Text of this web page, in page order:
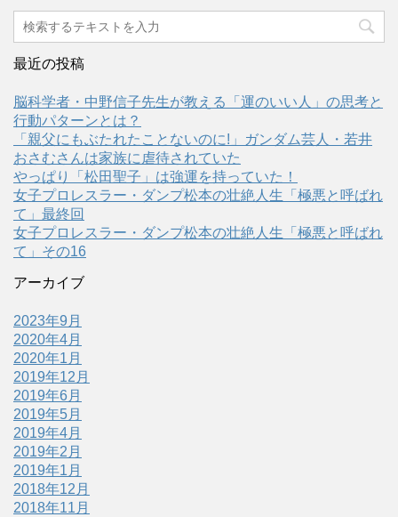
最近の投稿
脳科学者・中野信子先生が教える「運のいい人」の思考と
行動パターンとは？
「親父にもぶたれたことないのに!」ガンダム芸人・若井
おさむさんは家族に虐待されていた
やっぱり「松田聖子」は強運を持っていた！
女子プロレスラー・ダンプ松本の壮絶人生「極悪と呼ばれ
て」最終回
女子プロレスラー・ダンプ松本の壮絶人生「極悪と呼ばれ
て」その16
アーカイブ
2023年9月
2020年4月
2020年1月
2019年12月
2019年6月
2019年5月
2019年4月
2019年2月
2019年1月
2018年12月
2018年11月